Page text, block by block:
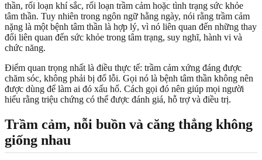
thần, rối loạn khí sắc, rối loạn trầm cảm hoặc tình trạng sức khỏe
tâm thần. Tuy nhiên trong ngôn ngữ hằng ngày, nói rằng trầm cảm
nặng là một bệnh tâm thần là hợp lý, vì nó liên quan đến những thay
đổi liên quan đến sức khỏe trong tâm trạng, suy nghĩ, hành vi và
chức năng.
Điểm quan trọng nhất là điều thực tế: trầm cảm xứng đáng được
chăm sóc, không phải bị đổ lỗi. Gọi nó là bệnh tâm thần không nên
được dùng để làm ai đó xấu hổ. Cách gọi đó nên giúp mọi người
hiểu rằng triệu chứng có thể được đánh giá, hỗ trợ và điều trị.
Trầm cảm, nỗi buồn và căng thẳng không
giống nhau